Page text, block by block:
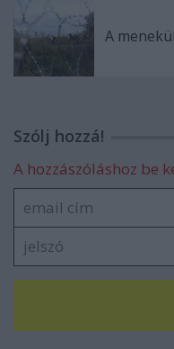
A
Szólj hozzá!
A hozzászóláshoz be